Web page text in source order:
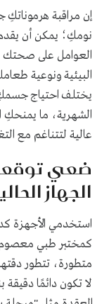
إن مراقبة هرموناتكِ
نومكِ؛ يمكن أن
العوامل على صحتك
البيئية ونوعية
يختلف احتياج جسمكِ
الشهرية، ما يمنحكِ
عالية لتتناغم مع
ضعي
الجهاز
استخدمي الأجهزة
كمختبر طبي معصوم
متطورة، تتطور